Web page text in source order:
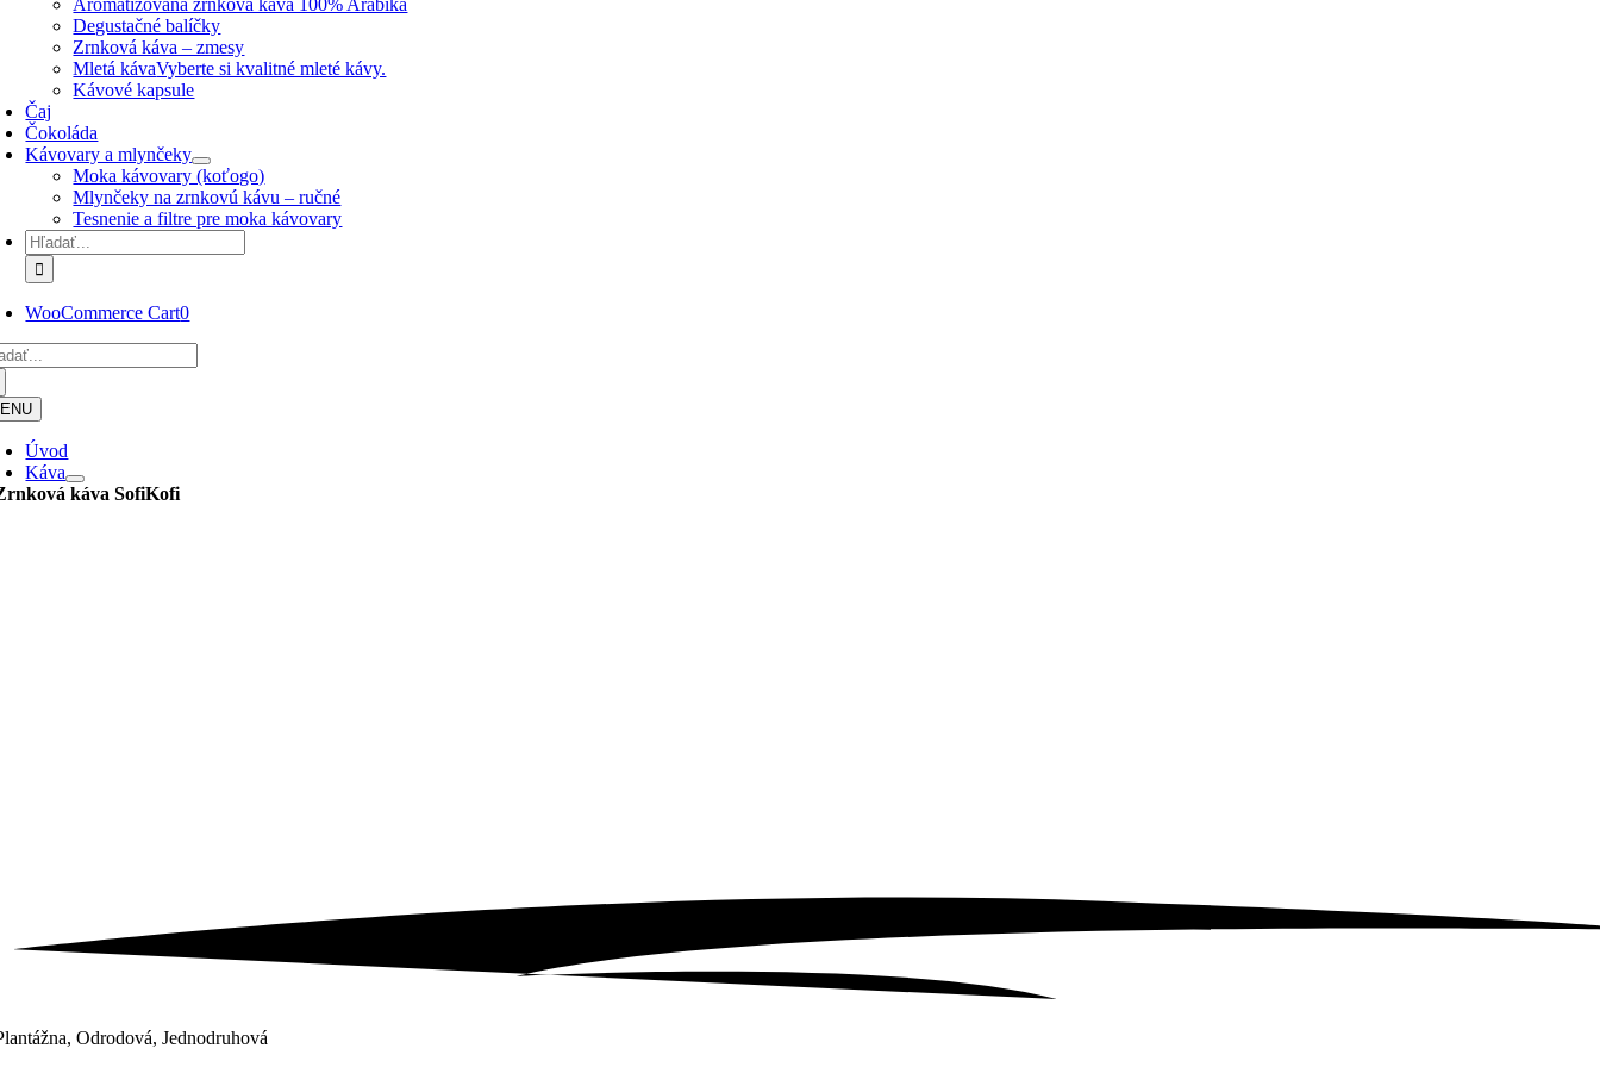
Aromatizovaná zrnková káva 100% Arabika
Degustačné balíčky
Zrnková káva – zmesy
Mletá kávaVyberte si kvalitné mleté kávy.
Kávové kapsule
Čaj
Čokoláda
Kávovary a mlynčeky
Moka kávovary (koťogo)
Mlynčeky na zrnkovú kávu – ručné
Tesnenie a filtre pre moka kávovary
Hľadať:
WooCommerce Cart0
Úvod
Káva
káva SofiKofi
Odrodová, Jednodruhová